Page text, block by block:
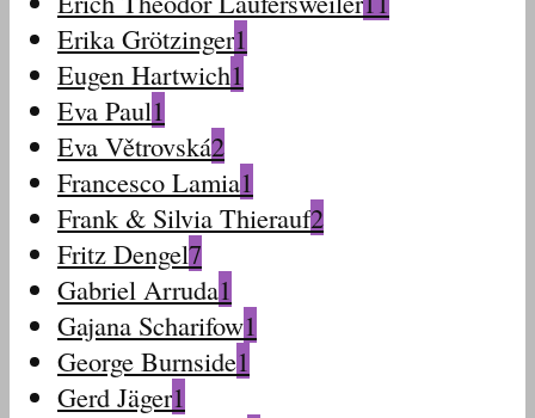
Erika Grötzinger1
Eugen Hartwich1
Eva Paul1
Eva Větrovská2
Francesco Lamia1
Frank & Silvia Thierauf2
Fritz Dengel7
Gabriel Arruda1
Gajana Scharifow1
George Burnside1
Gerd Jäger1